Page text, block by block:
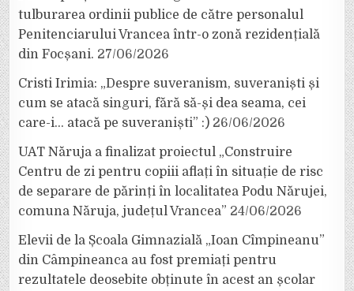
tulburarea ordinii publice de către personalul
Penitenciarului Vrancea într-o zonă rezidențială
din Focșani. 27/06/2026
Cristi Irimia: „Despre suveranism, suveraniști și
cum se atacă singuri, fără să-și dea seama, cei
care-i… atacă pe suveraniști” :) 26/06/2026
UAT Năruja a finalizat proiectul „Construire
Centru de zi pentru copiii aflați în situație de risc
de separare de părinți în localitatea Podu Nărujei,
comuna Năruja, județul Vrancea” 24/06/2026
Elevii de la Școala Gimnazială „Ioan Cîmpineanu”
din Câmpineanca au fost premiați pentru
rezultatele deosebite obținute în acest an școlar